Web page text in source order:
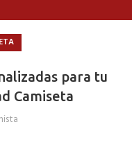
para tu
Camiseta